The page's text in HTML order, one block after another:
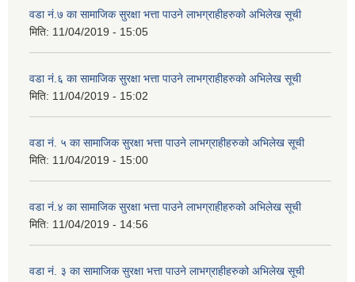
वडा नं.७ का सामाजिक सुरक्षा भत्ता पाउने लाभग्राहीहरुको अभिलेख सूची
मिति: 11/04/2019 - 15:05
वडा नं.६ का सामाजिक सुरक्षा भत्ता पाउने लाभग्राहीहरुको अभिलेख सूची
मिति: 11/04/2019 - 15:02
वडा नं. ५ का सामाजिक सुरक्षा भत्ता पाउने लाभग्राहीहरुको अभिलेख सूची
मिति: 11/04/2019 - 15:00
वडा नं.४ का सामाजिक सुरक्षा भत्ता पाउने लाभग्राहीहरुको अभिलेख सूची
मिति: 11/04/2019 - 14:56
वडा नं. ३ का सामाजिक सुरक्षा भत्ता पाउने लाभग्राहीहरुको अभिलेख सूची